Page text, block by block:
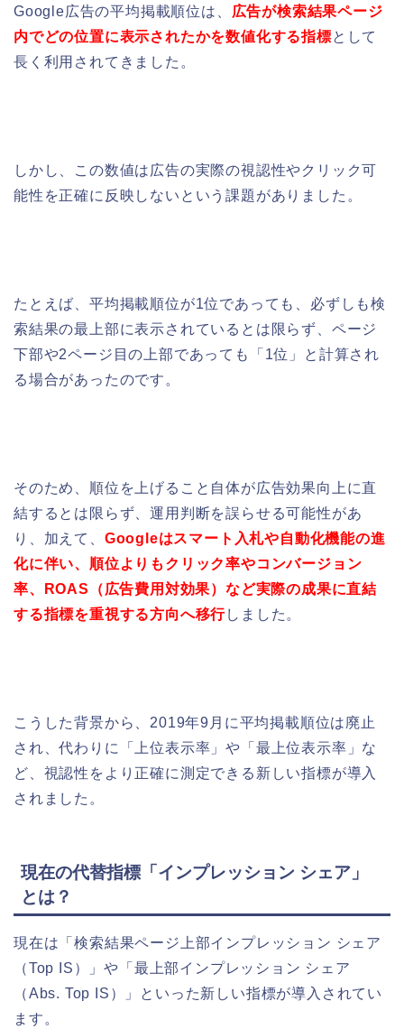
Google広告の平均掲載順位は、 広告が検索結果ページ
内でどの位置に表示されたかを数値化する指標として
長く利用されてきました。
しかし、この数値は広告の実際の視認性やクリック可
能性を正確に反映しないという課題がありました。
たとえば、平均掲載順位が1位であっても、必ずしも検
索結果の最上部に表示されているとは限らず、ページ
下部や2ページ目の上部であっても「1位」と計算され
る場合があったのです。
そのため、順位を上げること自体が広告効果向上に直
結するとは限らず、運用判断を誤らせる可能性があ
り、加えて、 Googleはスマート入札や自動化機能の進
化に伴い、順位よりもクリック率やコンバージョン
率、ROAS（広告費用対効果）など実際の成果に直結
する指標を重視する方向へ移行しました。
こうした背景から、2019年9月に平均掲載順位は廃止
され、代わりに「上位表示率」や「最上位表示率」な
ど、視認性をより正確に測定できる新しい指標が導入
されました。
現在の代替指標「インプレッション シェア」
とは？
現在は「検索結果ページ上部インプレッション シェア
（Top IS）」や「最上部インプレッション シェア
（Abs. Top IS）」といった新しい指標が導入されてい
ます。